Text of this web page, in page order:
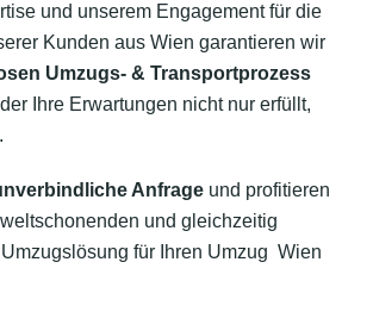
und unserem Engagement für die
Kunden aus Wien garantieren wir
Umzugs- & Transportprozess
Ihre Erwartungen nicht nur erfüllt,
Anfrage und profitieren
und gleichzeitig
für Ihren Umzug Wien